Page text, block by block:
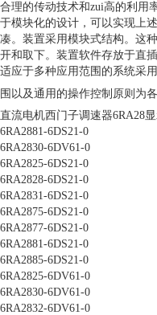
合理的传动技术和zui高的利用
于模块化的设计，可以实现上
凑。装置采用模块式结构。这
开和取下。装置软件存放于直
适应于多种应用范围的系统采
围以及通用的操作控制原则为
直流电机西门子调速器6RA28
6RA2881-6DS21-0
6RA2830-6DV61-0
6RA2825-6DS21-0
6RA2828-6DS21-0
6RA2831-6DS21-0
6RA2875-6DS21-0
6RA2877-6DS21-0
6RA2881-6DS21-0
6RA2885-6DS21-0
6RA2825-6DV61-0
6RA2830-6DV61-0
6RA2832-6DV61-0